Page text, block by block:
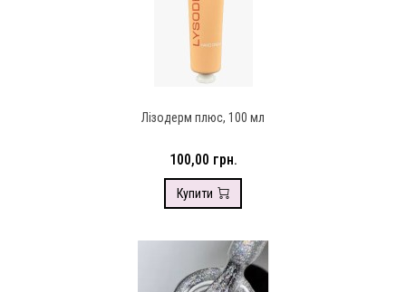
Лізодерм плюс, 100 мл
100,00 грн.
Купити